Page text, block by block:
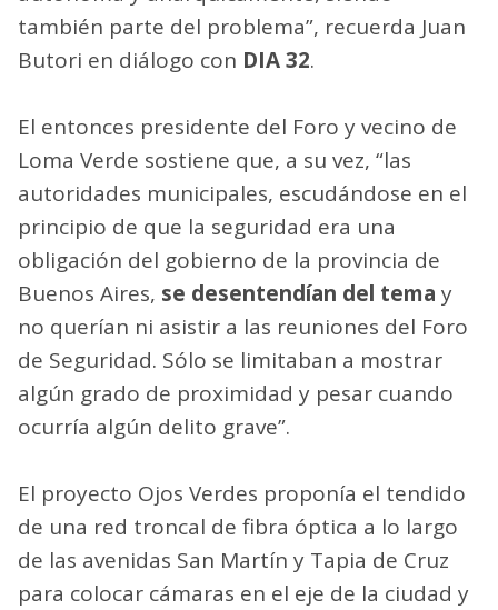
también parte del problema”, recuerda Juan
Butori en diálogo con DIA 32.
El entonces presidente del Foro y vecino de
Loma Verde sostiene que, a su vez, “las
autoridades municipales, escudándose en el
principio de que la seguridad era una
obligación del gobierno de la provincia de
Buenos Aires, se desentendían del tema y
no querían ni asistir a las reuniones del Foro
de Seguridad. Sólo se limitaban a mostrar
algún grado de proximidad y pesar cuando
ocurría algún delito grave”.
El proyecto Ojos Verdes proponía el tendido
de una red troncal de fibra óptica a lo largo
de las avenidas San Martín y Tapia de Cruz
para colocar cámaras en el eje de la ciudad y